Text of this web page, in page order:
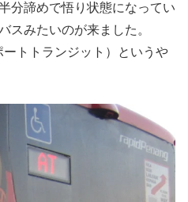
分諦めで悟り状態になってい
スみたいのが来ました。
トトランジット）というや